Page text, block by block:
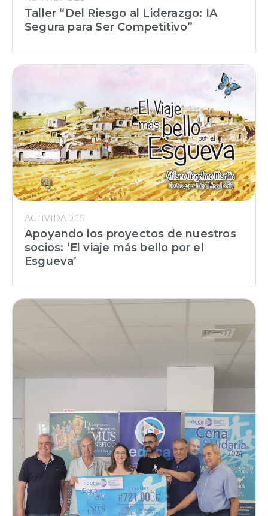
Taller “Del Riesgo al Liderazgo: IA
Segura para Ser Competitivo”
ACTIVIDADES
Apoyando los proyectos de nuestros
socios: ‘El viaje más bello por el
Esgueva’